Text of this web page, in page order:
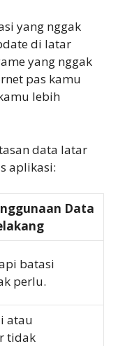
yang nggak
di latar
yang nggak
pas kamu
lebih
data latar
aplikasi:
Data
batasi
perlu.
atau
tidak